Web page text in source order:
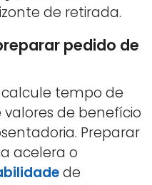
de retirada.
pedido de
tempo de
de benefício
Preparar
acelera o
de